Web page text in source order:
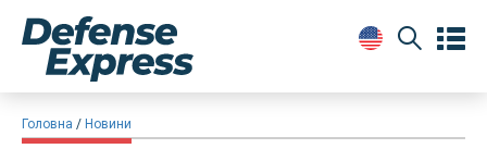
Головна Новини